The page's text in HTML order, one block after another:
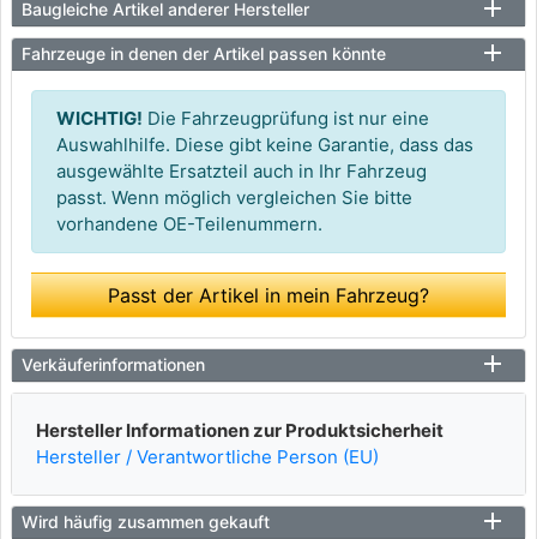
Baugleiche Artikel anderer Hersteller
Fahrzeuge in denen der Artikel passen könnte
WICHTIG! Die Fahrzeugprüfung ist nur eine
Auswahlhilfe. Diese gibt keine Garantie, dass das
ausgewählte Ersatzteil auch in Ihr Fahrzeug
passt. Wenn möglich vergleichen Sie bitte
vorhandene OE-Teilenummern.
Passt der Artikel in mein Fahrzeug?
Verkäuferinformationen
Hersteller Informationen zur Produktsicherheit
Hersteller / Verantwortliche Person (EU)
Wird häufig zusammen gekauft